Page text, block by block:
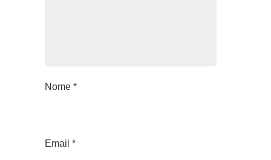
Nome *
Email *